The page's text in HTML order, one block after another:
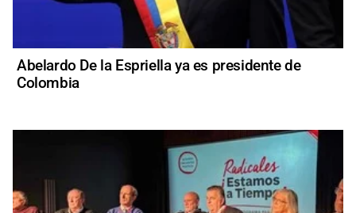
Abelardo De la Espriella ya es presidente de
Colombia